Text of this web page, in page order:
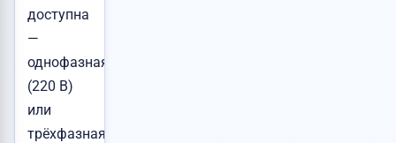
доступна
—
однофазная
(220 В)
или
трёхфазная